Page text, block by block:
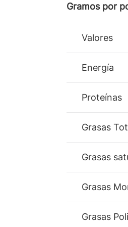
Gramos por
Valores
Energía
Proteínas
Grasas
Grasas
Grasas
Grasas